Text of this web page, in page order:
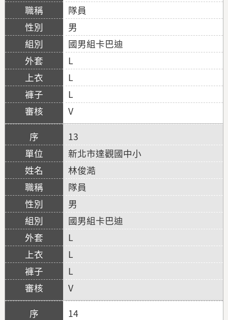
隊員
男
國男組卡巴迪
L
L
L
V
13
新北市達觀國中小
林俊澔
隊員
男
國男組卡巴迪
L
L
L
V
14